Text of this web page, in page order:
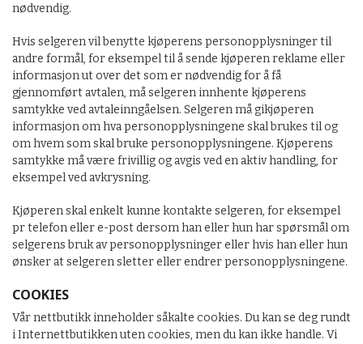
nødvendig.
Hvis selgeren vil benytte kjøperens personopplysninger til
andre formål, for eksempel til å sende kjøperen reklame eller
informasjon ut over det som er nødvendig for å få
gjennomført avtalen, må selgeren innhente kjøperens
samtykke ved avtaleinngåelsen. Selgeren må gikjøperen
informasjon om hva personopplysningene skal brukes til og
om hvem som skal bruke personopplysningene. Kjøperens
samtykke må være frivillig og avgis ved en aktiv handling, for
eksempel ved avkrysning.
Kjøperen skal enkelt kunne kontakte selgeren, for eksempel
pr telefon eller e-post dersom han eller hun har spørsmål om
selgerens bruk av personopplysninger eller hvis han eller hun
ønsker at selgeren sletter eller endrer personopplysningene.
COOKIES
Vår nettbutikk inneholder såkalte cookies. Du kan se deg rundt
i Internettbutikken uten cookies, men du kan ikke handle. Vi